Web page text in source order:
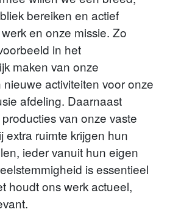
bereiken en actief
en onze missie. Zo
in het
maken van onze
activiteiten voor onze
afdeling. Daarnaast
van onze vaste
extra ruimte krijgen hun
ieder vanuit hun eigen
is essentieel
houdt ons werk actueel,